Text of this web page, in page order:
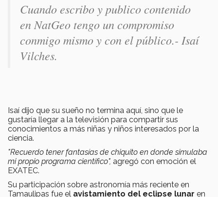
Cuando escribo y publico contenido
en NatGeo tengo un compromiso
conmigo mismo y con el público.- Isaí
Vilches.
Isaí dijo que su sueño no termina aquí, sino que le
gustaría llegar a la televisión para compartir sus
conocimientos a más niñas y niños interesados por la
ciencia.
"Recuerdo tener fantasías de chiquito en donde simulaba
mi propio programa científico", agregó con emoción el
EXATEC.
Su participación sobre astronomía más reciente en
Tamaulipas fue el avistamiento del eclipse lunar en